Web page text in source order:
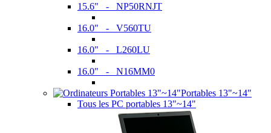
15.6" - NP50RNJT
16.0" - V560TU
16.0" - L260LU
16.0" - N16MM0
Portables 13"~14"
Tous les PC portables 13"~14"